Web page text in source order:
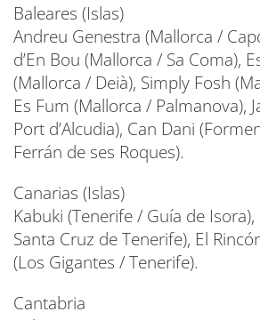
Baleares (Islas)
Andreu Genestra (Mallorca /
d’En Bou (Mallorca / Sa Coma),
(Mallorca / Deià), Simply Fosh
Es Fum (Mallorca / Palmanova),
Port d’Alcudia), Can Dani
Ferrán de ses Roques).
Canarias (Islas)
Kabuki (Tenerife / Guía de
Santa Cruz de Tenerife), El
(Los Gigantes / Tenerife).
Cantabria